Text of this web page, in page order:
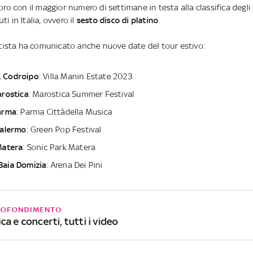
con il maggior numero di settimane in testa alla classifica degli
in Italia, ovvero il sesto disco di platino
ha comunicato anche nuove date del tour estivo:
Codroipo: Villa Manin Estate 2023
: Marostica Summer Festival
: Parma Cittàdella Musica
: Green Pop Festival
: Sonic Park Matera
Domizia: Arena Dei Pini
e concerti, tutti i video